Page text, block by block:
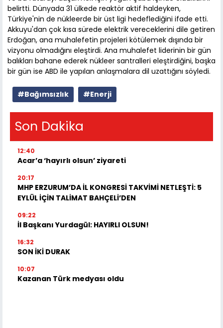
belirtti. Dünyada 31 ülkede reaktör aktif haldeyken,
Türkiye'nin de nükleerde bir üst ligi hedeflediğini ifade etti.
Akkuyu'dan çok kısa sürede elektrik vereceklerini dile getiren
Erdoğan, ana muhalefetin projeleri kötülemek dışında bir
vizyonu olmadığını eleştirdi. Ana muhalefet liderinin bir gün
balıkları bahane ederek nükleer santralleri eleştirdiğini, başka
bir gün ise ABD ile yapılan anlaşmalara dil uzattığını söyledi.
#Bağımsızlık #Enerji
Son Dakika
12:40
Acar’a ‘hayırlı olsun’ ziyareti
20:17
MHP ERZURUM’DA İL KONGRESİ TAKVİMİ NETLEŞTİ: 5
EYLÜL İÇİN TALİMAT BAHÇELİ’DEN
09:22
İl Başkanı Yurdagül: HAYIRLI OLSUN!
16:32
SON İKİ DURAK
10:07
Kazanan Türk medyası oldu